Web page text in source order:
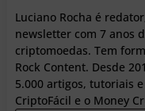
Luciano Rocha é
newsletter com 7 anos
criptomoedas. Tem
Rock Content. Desde
5.000 artigos, tutoriais
CriptoFácil e o Money